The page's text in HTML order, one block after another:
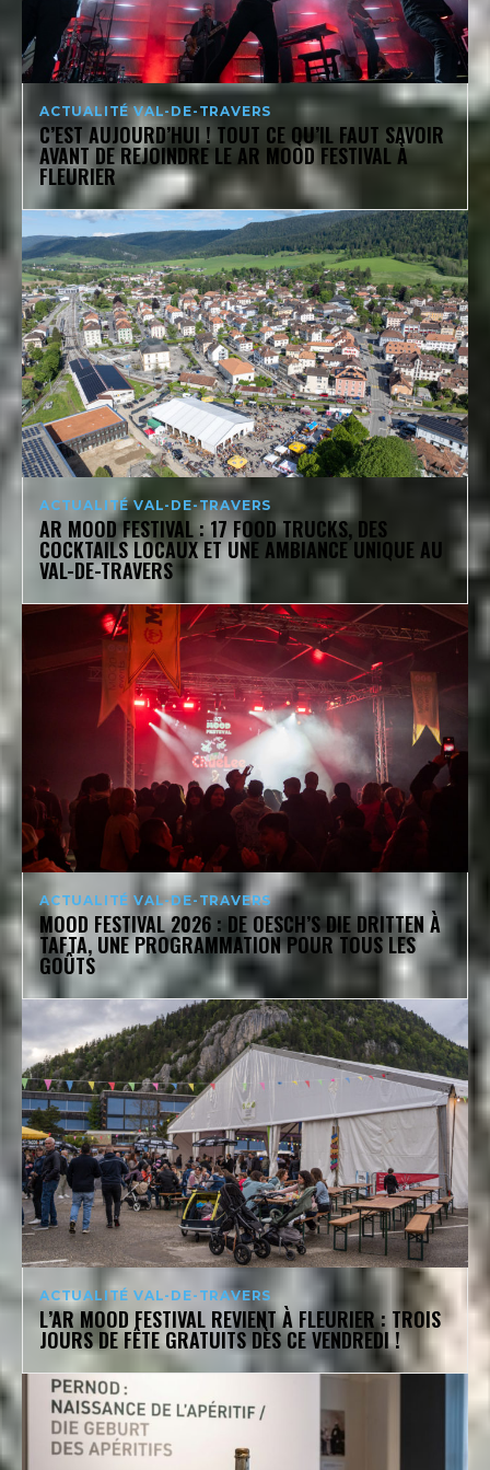
ACTUALITÉ VAL-DE-TRAVERS
C’EST AUJOURD’HUI ! TOUT CE QU’IL FAUT SAVOIR
AVANT DE REJOINDRE LE AR MOOD FESTIVAL À
FLEURIER
ACTUALITÉ VAL-DE-TRAVERS
AR MOOD FESTIVAL : 17 FOOD TRUCKS, DES
COCKTAILS LOCAUX ET UNE AMBIANCE UNIQUE AU
VAL-DE-TRAVERS
ACTUALITÉ VAL-DE-TRAVERS
MOOD FESTIVAL 2026 : DE OESCH’S DIE DRITTEN À
TAFTA, UNE PROGRAMMATION POUR TOUS LES
GOÛTS
ACTUALITÉ VAL-DE-TRAVERS
L’AR MOOD FESTIVAL REVIENT À FLEURIER : TROIS
JOURS DE FÊTE GRATUITS DÈS CE VENDREDI !